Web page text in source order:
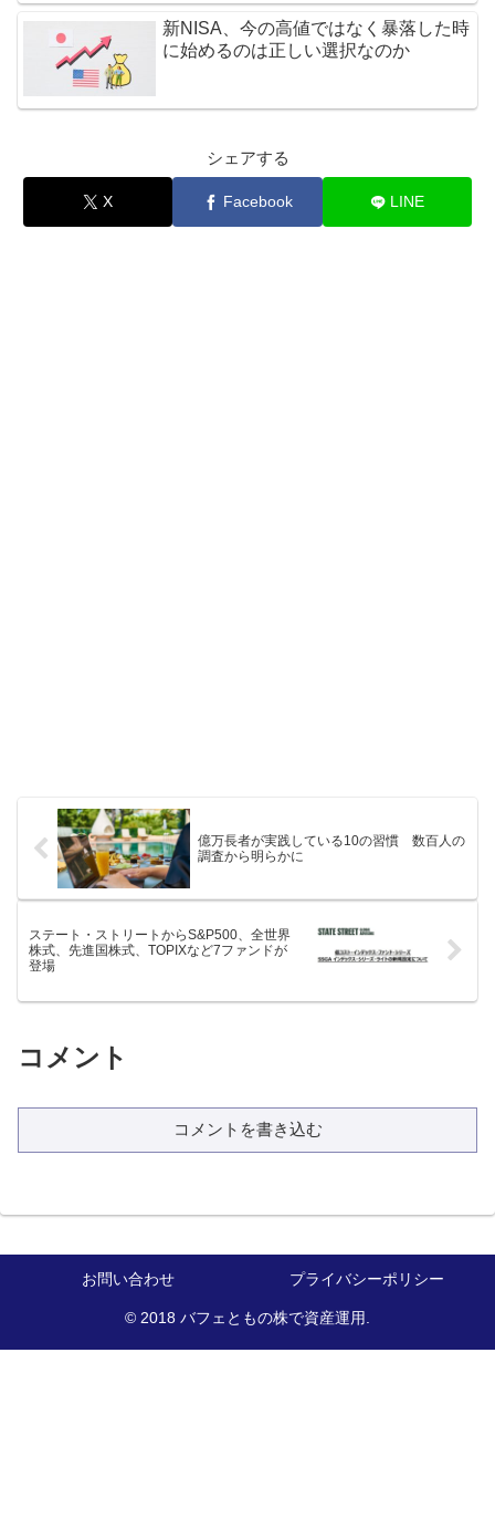
新NISA、今の高値ではなく暴落した時
に始めるのは正しい選択なのか
シェアする
X Facebook LINE
億万長者が実践している10の習慣 数百人の
調査から明らかに
ステート・ストリートからS&P500、全世界
株式、先進国株式、TOPIXなど7ファンドが
登場
コメント
コメントを書き込む
お問い合わせ プライバシーポリシー
© 2018 バフェともの株で資産運用.